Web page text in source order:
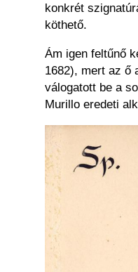
konkrét
köthető.
Ám igen feltűnő
1682), mert az ő
válogatott be a
Murillo eredeti
Kép